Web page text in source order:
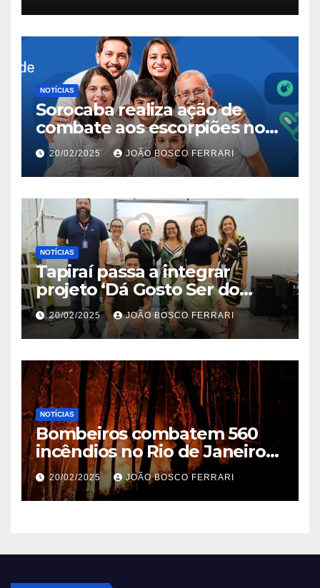
NOTÍCIAS
Sorocaba realiza ação de
combate aos escorpiões no
Jardim São Carlos
20/02/2025 JOÃO BOSCO FERRARI
NOTÍCIAS
Tapiraí passa a integrar
projeto ‘Dá Gosto Ser do
Ribeira’ | ASN São Paulo
20/02/2025 JOÃO BOSCO FERRARI
NOTÍCIAS
Bombeiros combatem 560
incêndios no Rio de Janeiro
em 2025
20/02/2025 JOÃO BOSCO FERRARI